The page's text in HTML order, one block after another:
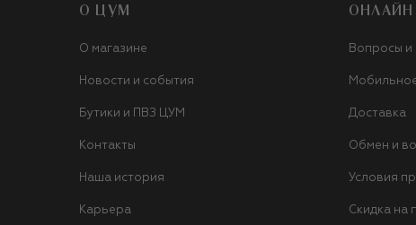
О ЦУМ
О магазине
Новости и события
Бутики и ПВЗ ЦУМ
Контакты
Наша история
Карьера
ОНЛАЙН
Вопросы и
Доставка
Обмен и
Условия
Скидка на